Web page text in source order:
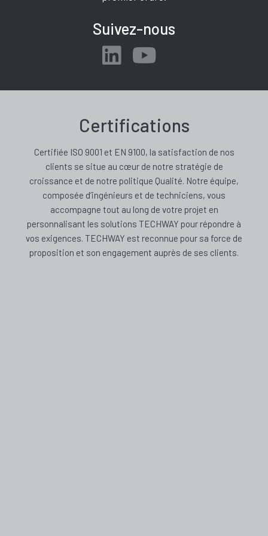
Suivez-nous
Certifications
Certifiée ISO 9001 et EN 9100, la satisfaction de nos
clients se situe au cœur de notre stratégie de
croissance et de notre politique Qualité. Notre équipe,
composée d’ingénieurs et de techniciens, vous
accompagne tout au long de votre projet en
personnalisant les solutions TECHWAY pour répondre à
vos exigences. TECHWAY est reconnue pour sa force de
proposition et son engagement auprès de ses clients.